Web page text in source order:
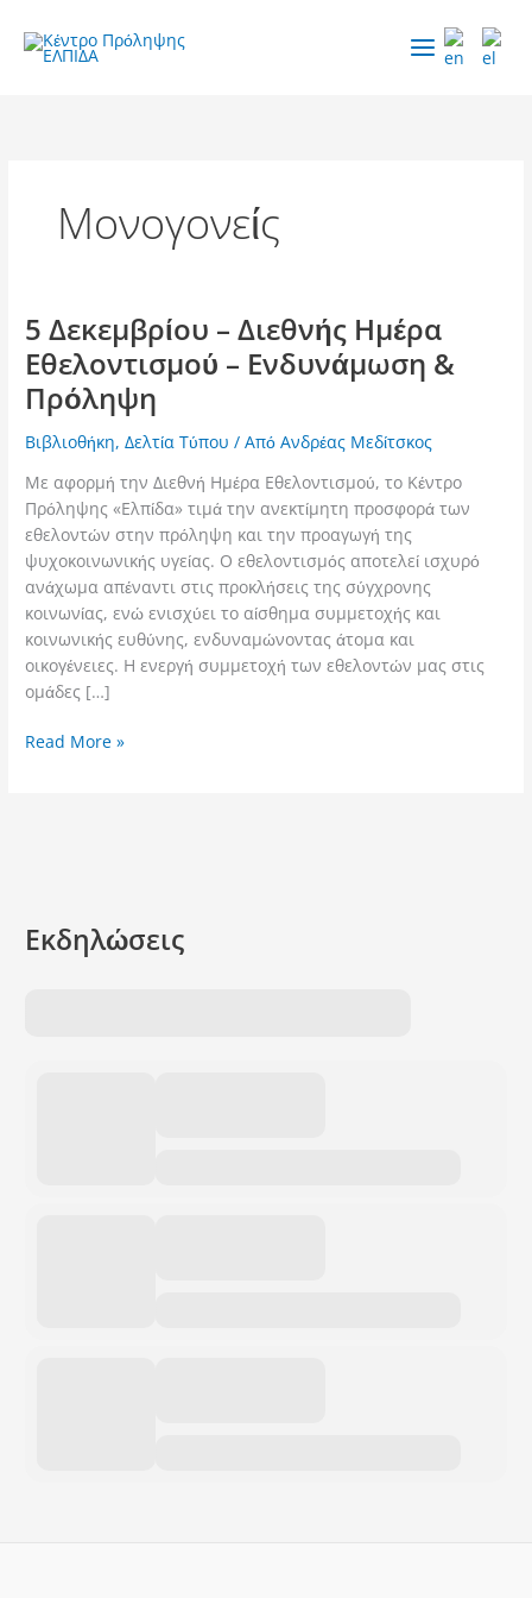
στο
περιεχόμενο
Μονογονείς
5 Δεκεμβρίου – Διεθνής Ημέρα
Εθελοντισμού – Ενδυνάμωση &
Πρόληψη
Βιβλιοθήκη,Δελτία Τύπου / ΑπόΑνδρέας Μεδίτσκος
Με αφορμή την Διεθνή Ημέρα Εθελοντισμού, το Κέντρο
Πρόληψης «Ελπίδα» τιμά την ανεκτίμητη προσφορά των
εθελοντών στην πρόληψη και την προαγωγή της
ψυχοκοινωνικής υγείας. Ο εθελοντισμός αποτελεί ισχυρό
ανάχωμα απέναντι στις προκλήσεις της σύγχρονης
κοινωνίας, ενώ ενισχύει το αίσθημα συμμετοχής και
κοινωνικής ευθύνης, ενδυναμώνοντας άτομα και
οικογένειες. Η ενεργή συμμετοχή των εθελοντών μας στις
ομάδες […]
5
Δεκεμβρίου
–
Διεθνής
Εθελοντισμού
–
Ενδυνάμωση
&
Πρόληψη
Read More »
Εκδηλώσεις